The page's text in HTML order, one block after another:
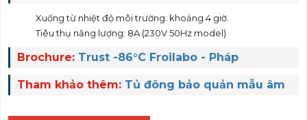
ườ ng 22° C, tủ trống)
Xuống từ nhiệt độ môi trường: khoảng 4 giờ.
Tiêu thụ năng lượng: 8A (230V 50Hz model)
Brochure: Trust -86°C Froilabo - Pháp
Tham khảo thêm: Tủ đông bảo quản mẫu âm